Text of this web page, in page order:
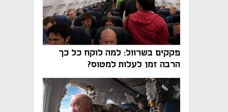
פקקים בשרוול: למה לוקח כל כך
הרבה זמן לעלות למטוס?